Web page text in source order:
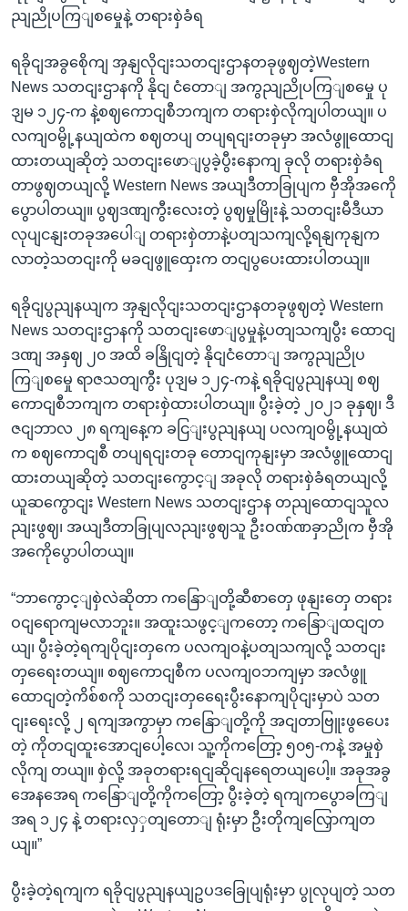
ညျညိုပကြျစမှေုနဲ့ တရားစှဲခံရ
ရခိုငျအခွစေိုကျ အှနျလိုငျးသတငျးဌာနတခုဖွဈတဲ့Western
News သတငျးဌာနကို နိုငျ ငံတောျ အကွညျညိုပကြျစမှေု ပု
ဒျမ ၁၂၄-က နဲ့စဈကောငျစီဘကျက တရားစှဲလိုကျပါတယျ။ ပ
လကျဝမွို့နယျထဲက စဈတပျ တပျရငျးတခုမှာ အလံဖွူထောငျ
ထားတယျဆိုတဲ့ သတငျးဖောျပွခဲ့ပွီးနောကျ ခုလို တရားစှဲခံရ
တာဖွဈတယျလို့ Western News အယျဒီတာခြုပျက ဗှီအိုအကေို
ပွောပါတယျ။ ပွဈဒဏျကွီးလေးတဲ့ ပွဈမှုမြိုးနဲ့ သတငျးမီဒီယာ
လုပျငနျးတခုအပေါျ တရားစှဲတာနဲ့ပတျသကျလို့ရနျကုနျက
လာတဲ့သတငျးကို မခငျဖွူထှေးက တငျပွပေးထားပါတယျ။
ရခိုငျပွညျနယျက အှနျလိုငျးသတငျးဌာနတခုဖွဈတဲ့ Western
News သတငျးဌာနကို သတငျးဖောျပွမှုနဲ့ပတျသကျပွီး ထောငျ
ဒဏျ အနှဈ ၂၀ အထိ ခနြိုငျတဲ့ နိုငျငံတောျ အကွညျညိုပ
ကြျစမှေု ရာဇသတျကွီး ပုဒျမ ၁၂၄-ကနဲ့ ရခိုငျပွညျနယျ စဈ
ကောငျစီဘကျက တရားစှဲထားပါတယျ။ ပွီးခဲ့တဲ့ ၂၀၂၁ ခုနှဈ၊ ဒီ
ဇငျဘာလ ၂၈ ရကျနေ့က ခငြျးပွညျနယျ ပလကျဝမွို့နယျထဲ
က စဈကောငျစီ တပျရငျးတခု တောငျကုနျးမှာ အလံဖွူထောငျ
ထားတယျဆိုတဲ့ သတငျးကွောင့ျ အခုလို တရားစှဲခံရတယျလို့
ယူဆကွောငျး Western News သတငျးဌာန တညျထောငျသူလ
ညျးဖွဈ၊ အယျဒီတာခြုပျလညျးဖွဈသူ ဦးဝဏ်ဏခှာညိုက ဗှီအို
အကေိုပွောပါတယျ။
“ဘာကွောင့ျစှဲလဲဆိုတာ ကနြောျတို့ဆီစာတှေ ဖုနျးတှေ တရား
ဝငျရောကျမလာဘူး။ အထူးသဖွင့ျကတော့ ကနြောျထငျတ
ယျ၊ ပွီးခဲ့တဲ့ရကျပိုငျးတှကေ ပလကျဝနဲ့ပတျသကျလို့ သတငျး
တှရေေးတယျ။ စဈကောငျစီက ပလကျဝဘကျမှာ အလံဖွူ
ထောငျတဲ့ကိစ်စကို သတငျးတှရေေးပွီးနောကျပိုငျးမှာပဲ သတ
ငျးရေးလို့ ၂ ရကျအကွာမှာ ကနြောျတို့ကို အငျတာဗြူးဖွပေေး
တဲ့ ကိုတငျထူးအောငျပေါ့လေ၊ သူ့ကိုကတြော့ ၅၀၅-ကနဲ့ အမှုစှဲ
လိုကျ တယျ။ စှဲလို့ အခုတရားရငျဆိုငျနရေတယျပေါ့။ အခုအခွ
အေနအေရ ကနြောျတို့ကိုကတြော့ ပွီးခဲ့တဲ့ ရကျကပွောခကြျ
အရ ၁၂၄ နဲ့ တရားလှှတျတောျ ရုံးမှာ ဦးတိုကျလြှောကျတ
ယျ။”
ပွီးခဲ့တဲ့ရကျက ရခိုငျပွညျနယျဥပဒခြေုပျရုံးမှာ ပွုလုပျတဲ့ သတ